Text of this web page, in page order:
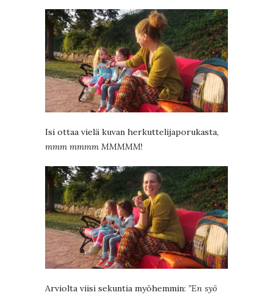
Isi ottaa vielä kuvan herkuttelijaporukasta,
mmm mmmm MMMMM!
Arviolta viisi sekuntia myöhemmin: ”En syö